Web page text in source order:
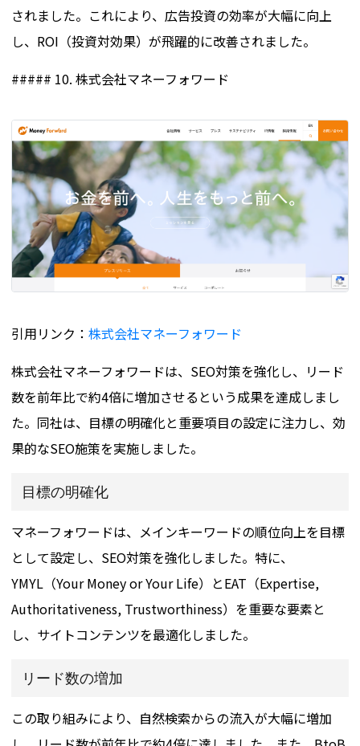
されました。これにより、広告投資の効率が大幅に向上
し、ROI（投資対効果）が飛躍的に改善されました。
##### 10. 株式会社マネーフォワード
引用リンク：株式会社マネーフォワード
株式会社マネーフォワードは、SEO対策を強化し、リード
数を前年比で約4倍に増加させるという成果を達成しまし
た。同社は、目標の明確化と重要項目の設定に注力し、効
果的なSEO施策を実施しました​。
目標の明確化
マネーフォワードは、メインキーワードの順位向上を目標
として設定し、SEO対策を強化しました。特に、
YMYL（Your Money or Your Life）とEAT（Expertise,
Authoritativeness, Trustworthiness）を重要な要素と
し、サイトコンテンツを最適化しました。
リード数の増加
この取り組みにより、自然検索からの流入が大幅に増加